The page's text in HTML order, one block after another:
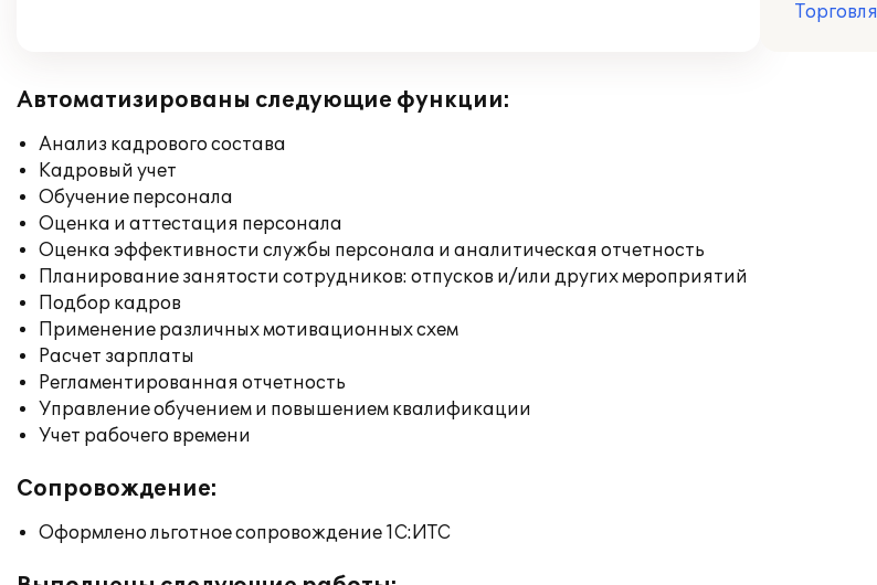
Торговля
Автоматизированы следующие функции:
Анализ кадрового состава
Кадровый учет
Обучение персонала
Оценка и аттестация персонала
Оценка эффективности службы персонала и аналитическая отчетность
Планирование занятости сотрудников: отпусков и/или других мероприятий
Подбор кадров
Применение различных мотивационных схем
Расчет зарплаты
Регламентированная отчетность
Управление обучением и повышением квалификации
Учет рабочего времени
Сопровождение:
Оформлено льготное сопровождение 1С:ИТС